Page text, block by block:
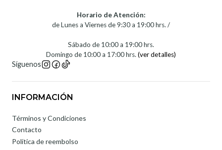
Horario de Atención:
de Lunes a Viernes de 9:30 a 19:00 hrs. /
Sábado de 10:00 a 19:00 hrs.
Domingo de 10:00 a 17:00 hrs. (ver detalles)
Síguenos
INFORMACIÓN
Términos y Condiciones
Contacto
Política de reembolso